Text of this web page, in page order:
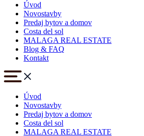
Úvod
Novostavby
Predaj bytov a domov
Costa del sol
MALAGA REAL ESTATE
Blog & FAQ
Kontakt
Úvod
Novostavby
Predaj bytov a domov
Costa del sol
MALAGA REAL ESTATE